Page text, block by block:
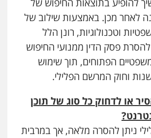
להופיע בתוצאות החיפוש של
גם 15 שנה לאחר מכן. באמצעות שילוב של
וטכנולוגיות, רונן הלל
פסק הדין ממנועי החיפוש
הפתוחים, תוך שימוש
וחוק המרשם הפלילי.
או לדחוק כל סוג של תוכן
?
ניתן להסרה מלאה, אך במרבית